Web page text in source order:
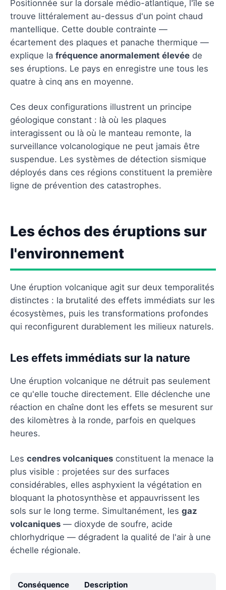
Positionnée sur la dorsale médio-atlantique, l'île se
trouve littéralement au-dessus d'un point chaud
mantellique. Cette double contrainte —
écartement des plaques et panache thermique —
explique la fréquence anormalement élevée de
ses éruptions. Le pays en enregistre une tous les
quatre à cinq ans en moyenne.
Ces deux configurations illustrent un principe
géologique constant : là où les plaques
interagissent ou là où le manteau remonte, la
surveillance volcanologique ne peut jamais être
suspendue. Les systèmes de détection sismique
déployés dans ces régions constituent la première
ligne de prévention des catastrophes.
Les échos des éruptions sur
l'environnement
Une éruption volcanique agit sur deux temporalités
distinctes : la brutalité des effets immédiats sur les
écosystèmes, puis les transformations profondes
qui reconfigurent durablement les milieux naturels.
Les effets immédiats sur la nature
Une éruption volcanique ne détruit pas seulement
ce qu'elle touche directement. Elle déclenche une
réaction en chaîne dont les effets se mesurent sur
des kilomètres à la ronde, parfois en quelques
heures.
Les cendres volcaniques constituent la menace la
plus visible : projetées sur des surfaces
considérables, elles asphyxient la végétation en
bloquant la photosynthèse et appauvrissent les
sols sur le long terme. Simultanément, les gaz
volcaniques — dioxyde de soufre, acide
chlorhydrique — dégradent la qualité de l'air à une
échelle régionale.
Conséquence Description